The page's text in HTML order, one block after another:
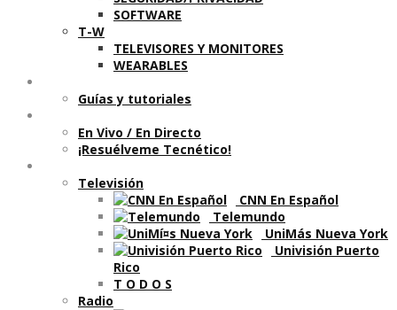
SOFTWARE
T-W
TELEVISORES Y MONITORES
WEARABLES
Guí­as y tutoriales
En Vivo / En Directo
¡Resuélveme Tecnético!
Televisión
CNN En Español
Telemundo
UniMás Nueva York
Univisión Puerto
Rico
T O D O S
Radio